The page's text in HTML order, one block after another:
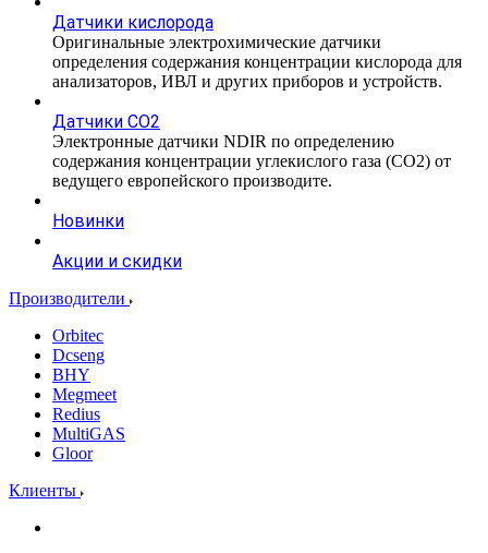
Датчики кислорода
Оригинальные электрохимические датчики
определения содержания концентрации кислорода для
анализаторов, ИВЛ и других приборов и устройств.
Датчики CO2
Электронные датчики NDIR по определению
содержания концентрации углекислого газа (СО2) от
ведущего европейского производите.
Новинки
Акции и скидки
Производители
Orbitec
Dcseng
BHY
Megmeet
Redius
MultiGAS
Gloor
Клиенты